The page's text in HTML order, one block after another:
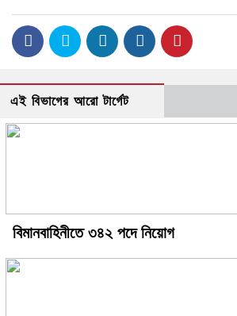
এই বিভাগের আরো টার্গেট
বিমানবাহিনীতে ৩৪২ পদে নিয়োগ